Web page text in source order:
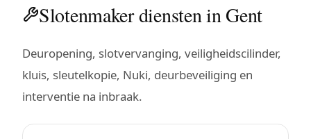
Slotenmaker diensten in Gent
Deuropening, slotvervanging, veiligheidscilinder,
kluis, sleutelkopie, Nuki, deurbeveiliging en
interventie na inbraak.